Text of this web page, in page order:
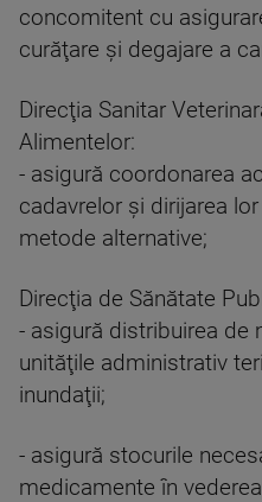
concomitent cu
curăţare şi degajare a
Direcţia Sanitar
Alimentelor:
- asigură coordonarea
cadavrelor şi dirijarea
metode alternative;
Direcţia de Sănătate
- asigură distribuirea de
unităţile administrativ
inundaţii;
- asigură stocurile
medicamente în